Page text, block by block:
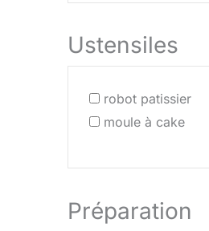
Ustensiles
robot patissier
moule à cake
Préparation